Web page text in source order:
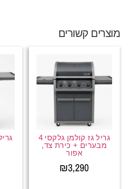
מוצרים קשורים
גריל גז קולמן גלקסי 4
מבערים + כירת צד,
אפור
₪3,290